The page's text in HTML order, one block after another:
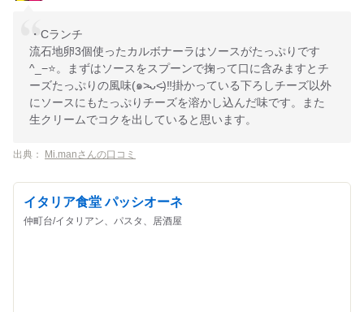
・Cランチ
流石地卵3個使ったカルボナーラはソースがたっぷりです
^_−⭐️。まずはソースをスプーンで掬って口に含みますとチ
ーズたっぷりの風味(๑˃̵ᴗ˂̵)‼️掛かっている下ろしチーズ以外
にソースにもたっぷりチーズを溶かし込んだ味です。また
生クリームでコクを出していると思います。
出典： Mi.manさんの口コミ
イタリア食堂 パッシオーネ
仲町台/イタリアン、パスタ、居酒屋